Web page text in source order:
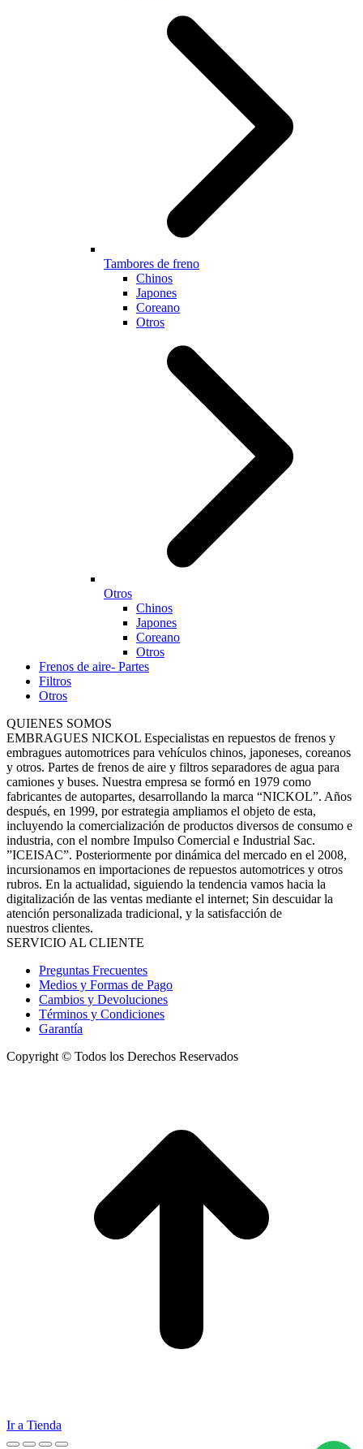
Tambores de freno
Chinos
Japones
Coreano
Otros
Otros
Chinos
Japones
Coreano
Otros
Frenos de aire- Partes
Filtros
Otros
QUIENES SOMOS
EMBRAGUES NICKOL Especialistas en repuestos de frenos y
embragues automotrices para vehículos chinos, japoneses, coreanos
y otros. Partes de frenos de aire y filtros separadores de agua para
camiones y buses. Nuestra empresa se formó en 1979 como
fabricantes de autopartes, desarrollando la marca “NICKOL”. Años
después, en 1999, por estrategia ampliamos el objeto de esta,
incluyendo la comercialización de productos diversos de consumo e
industria, con el nombre Impulso Comercial e Industrial Sac.
”ICEISAC”. Posteriormente por dinámica del mercado en el 2008,
incursionamos en importaciones de repuestos automotrices y otros
rubros. En la actualidad, siguiendo la tendencia vamos hacia la
digitalización de las ventas mediante el internet; Sin descuidar la
atención personalizada tradicional, y la satisfacción de
nuestros clientes.
SERVICIO AL CLIENTE
Preguntas Frecuentes
Medios y Formas de Pago
Cambios y Devoluciones
Términos y Condiciones
Garantía
Copyright © Todos los Derechos Reservados
Ir a Tienda